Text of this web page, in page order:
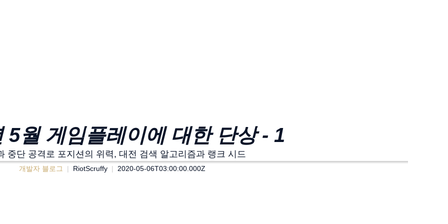
5월 게임플레이에 대한 단상 - 1
중단 공격로 포지션의 위력, 대전 검색 알고리즘과 랭크 시드
개발자 블로그 RiotScruffy 2020-05-06T03:00:00.000Z